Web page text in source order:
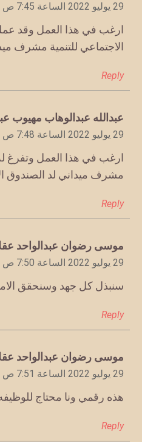
29 يوليو 2022 الساعة 7:45 ص
ارغب في هذا العمل وقد
الاجتماعي للتنمية مشرف
Reply
يقول
عبدالله عبدالوهاب مهيوب
29 يوليو 2022 الساعة 7:48 ص
ارغب في هذا العمل وتفرغ
مشرف ميداني لد الصندوق
Reply
يقول
موسى رضوان عبدالواحد
29 يوليو 2022 الساعة 7:50 ص
سنبذل كل جهد وسنحقق الامل
Reply
يقول
موسى رضوان عبدالواحد
29 يوليو 2022 الساعة 7:51 ص
هذه رقمي ونا محتاج للوظيفه
Reply